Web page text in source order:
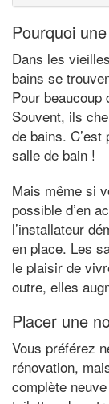
Pourquoi
Dans les
bains se
Pour beaucoup
Souvent, ils
de bains. C’est
salle de bain !
Mais même si
possible d’en
l’installateur
en place. Les
le plaisir de
outre, elles
Placer une
Vous préférez
rénovation,
complète